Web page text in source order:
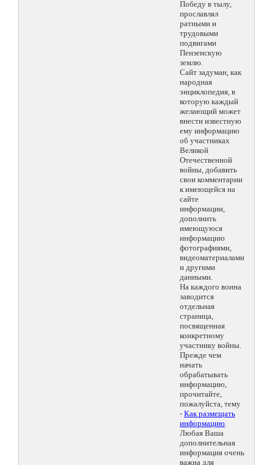
Победу в тылу,
прославлял
ратными и
трудовыми
подвигами
Пензенскую
землю.
Сайт задуман, как
народная
энциклопедия, в
которую каждый
желающий может
внести известную
ему информацию
об участниках
Великой
Отечественной
войны, добавить
свои комментарии
к имеющейся на
сайте
информации,
дополнить
имеющуюся
информацию
фотографиями,
видеоматериалами
и другими
данными.
На каждого воина
заводится
отдельная
страница,
посвященная
конкретному
участнику войны.
Прежде чем
начать
обрабатывать
информацию,
прочитайте,
пожалуйста, тему
- Как размещать
информацию.
Любая Ваша
дополнительная
информация очень
важна для